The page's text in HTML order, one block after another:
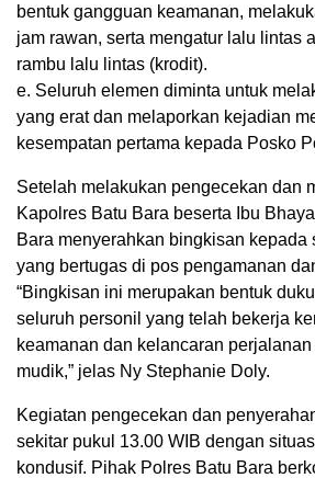
bentuk gangguan keamanan,
jam rawan, serta mengatur lalu lintas
rambu lalu lintas (krodit).
e. Seluruh elemen diminta untuk
yang erat dan melaporkan kejadian
kesempatan pertama kepada Posko
Setelah melakukan pengecekan dan
Kapolres Batu Bara beserta Ibu
Bara menyerahkan bingkisan kepada
yang bertugas di pos pengamanan
“Bingkisan ini merupakan bentuk
seluruh personil yang telah bekerja
keamanan dan kelancaran
mudik,” jelas Ny Stephanie Doly.
Kegiatan pengecekan dan
sekitar pukul 13.00 WIB dengan
kondusif. Pihak Polres Batu Bara